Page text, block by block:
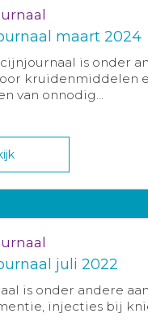
maart 2024
is onder
kruidenmiddelen
van onnodig...
juli 2022
is onder andere
injecties bij